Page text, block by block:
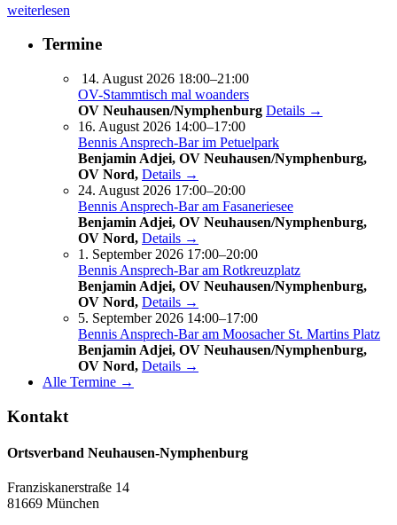
weiterlesen
Termine
14. August 2026 18:00–21:00
OV-Stammtisch mal woanders
OV Neuhausen/Nymphenburg Details →
16. August 2026 14:00–17:00
Bennis Ansprech-Bar im Petuelpark
Benjamin Adjei, OV Neuhausen/Nymphenburg,
OV Nord, Details →
24. August 2026 17:00–20:00
Bennis Ansprech-Bar am Fasaneriesee
Benjamin Adjei, OV Neuhausen/Nymphenburg,
OV Nord, Details →
1. September 2026 17:00–20:00
Bennis Ansprech-Bar am Rotkreuzplatz
Benjamin Adjei, OV Neuhausen/Nymphenburg,
OV Nord, Details →
5. September 2026 14:00–17:00
Bennis Ansprech-Bar am Moosacher St. Martins Platz
Benjamin Adjei, OV Neuhausen/Nymphenburg,
OV Nord, Details →
Alle Termine →
Kontakt
Ortsverband Neuhausen-Nymphenburg
Franziskanerstraße 14
81669 München